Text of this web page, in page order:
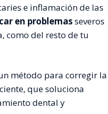
e inflamación de las
en problemasseveros
como del resto de tu
método para corregir la
que soluciona
dental y